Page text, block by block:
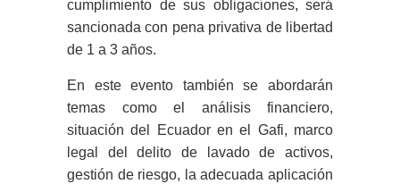
cumplimiento de sus obligaciones, será
sancionada con pena privativa de libertad
de 1 a 3 años.
En este evento también se abordarán
temas como el análisis financiero,
situación del Ecuador en el Gafi, marco
legal del delito de lavado de activos,
gestión de riesgo, la adecuada aplicación